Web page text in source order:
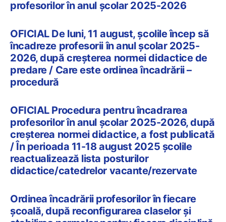
profesorilor în anul școlar 2025-2026
OFICIAL De luni, 11 august, școlile încep să
încadreze profesorii în anul școlar 2025-
2026, după creșterea normei didactice de
predare / Care este ordinea încadrării –
procedură
OFICIAL Procedura pentru încadrarea
profesorilor în anul școlar 2025-2026, după
creșterea normei didactice, a fost publicată
/ În perioada 11-18 august 2025 școlile
reactualizează lista posturilor
didactice/catedrelor vacante/rezervate
Ordinea încadrării profesorilor în fiecare
școală, după reconfigurarea claselor și